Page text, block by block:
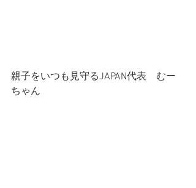
親子をいつも見守るJAPAN代表　むー
ちゃん